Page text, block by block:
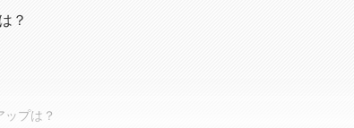
？
プは？